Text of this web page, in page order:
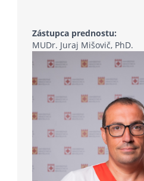
Zástupca prednostu:
MUDr. Juraj Mišovič, PhD.